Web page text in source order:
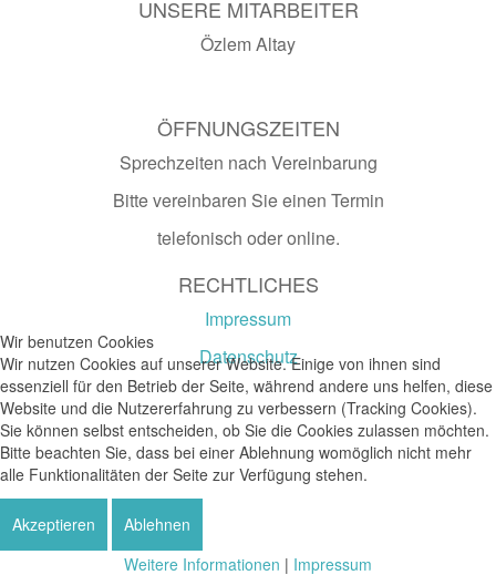
UNSERE MITARBEITER
Özlem Altay
ÖFFNUNGSZEITEN
Sprechzeiten nach Vereinbarung
Bitte vereinbaren Sie einen Termin
telefonisch oder online.
RECHTLICHES
Impressum
Datenschutz
Wir benutzen Cookies
Wir nutzen Cookies auf unserer Website. Einige von ihnen sind
essenziell für den Betrieb der Seite, während andere uns helfen, diese
Website und die Nutzererfahrung zu verbessern (Tracking Cookies).
Sie können selbst entscheiden, ob Sie die Cookies zulassen möchten.
Bitte beachten Sie, dass bei einer Ablehnung womöglich nicht mehr
alle Funktionalitäten der Seite zur Verfügung stehen.
Akzeptieren
Ablehnen
Weitere Informationen | Impressum